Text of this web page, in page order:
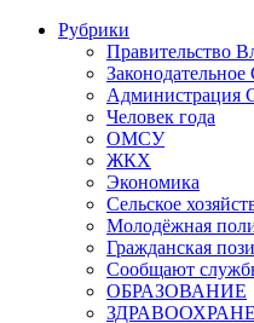
Рубрики
Правительство
Администрация
Человек года
ОМСУ
ЖКХ
Экономика
Сельское
Молодёжная
Гражданская
Сообщают
ОБРАЗОВАНИЕ